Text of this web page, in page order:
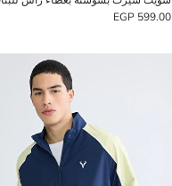
599.00 EGP